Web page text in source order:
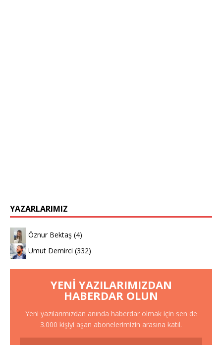
YAZARLARIMIZ
Öznur Bektaş (4)
Umut Demirci (332)
YENI YAZILARIMIZDAN
HABERDAR OLUN
Yeni yazılarımızdan anında haberdar olmak için sen de
3.000 kişiyi aşan abonelerimizin arasına katıl.